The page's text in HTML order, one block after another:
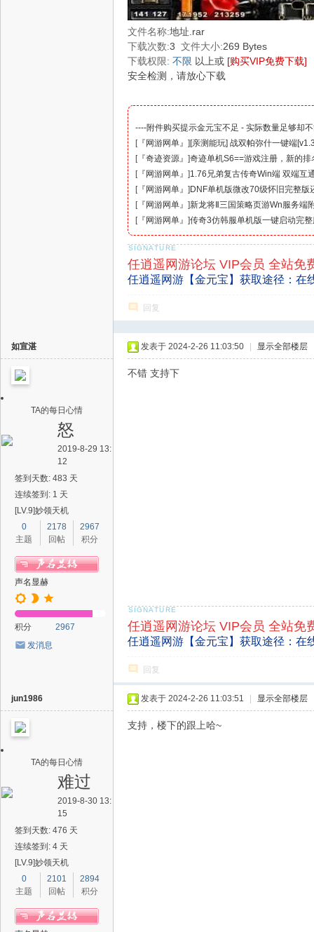
文件名称:地址.rar
下载次数:3 文件大小:269 Bytes
下载权限: 不限 以上或 [购买VIP免费下载]
安全检测，请放心下载
----附件购买提示金元宝不足 - 实际数量足够却
[亲测能玩] 战双帕弥什一键端
[『网游网单』 ]
奇迹单机S6==游戏注册，新的
[『奇迹资源』 ]
1.76兄弟复古传奇Win端 双端互
[『网游网单』 ]
DNF单机版微改70级怀旧完整版
[『网游网单』 ]
新龙将Ⅱ三国策略页游Wn服务端
[『网游网单』 ]
传奇3仿韩服单机版一键启动完
[『网游网单』 ]
任逍遥网游论坛 VIP会员 全站免
任逍遥网游【金元宝】获取途径：在
回复
如宣湛
TA的每日心情
怒
2019-8-29 13:
12
签到天数: 483 天
连续签到: 1 天
[LV.9]妙领天机
0
主题
2178
回帖
2967
积分
声名显赫
积分
2967
发消息
发表于 2024-2-26 11:03:50 显示全部楼层
不错 支持下
任逍遥网游论坛 VIP会员 全站免
任逍遥网游【金元宝】获取途径：在
回复
jun1986
TA的每日心情
难过
2019-8-30 13:
15
签到天数: 476 天
连续签到: 4 天
[LV.9]妙领天机
0
主题
2101
回帖
2894
积分
发表于 2024-2-26 11:03:51 显示全部楼层
支持，楼下的跟上哈~